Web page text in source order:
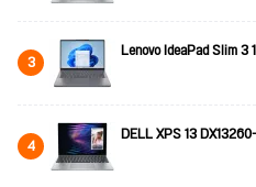
3 Lenovo IdeaPad Slim
4 DELL XPS 13